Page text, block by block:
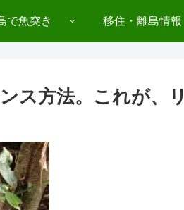
で魚突き 移住・離島情報
ス方法。これが、リ